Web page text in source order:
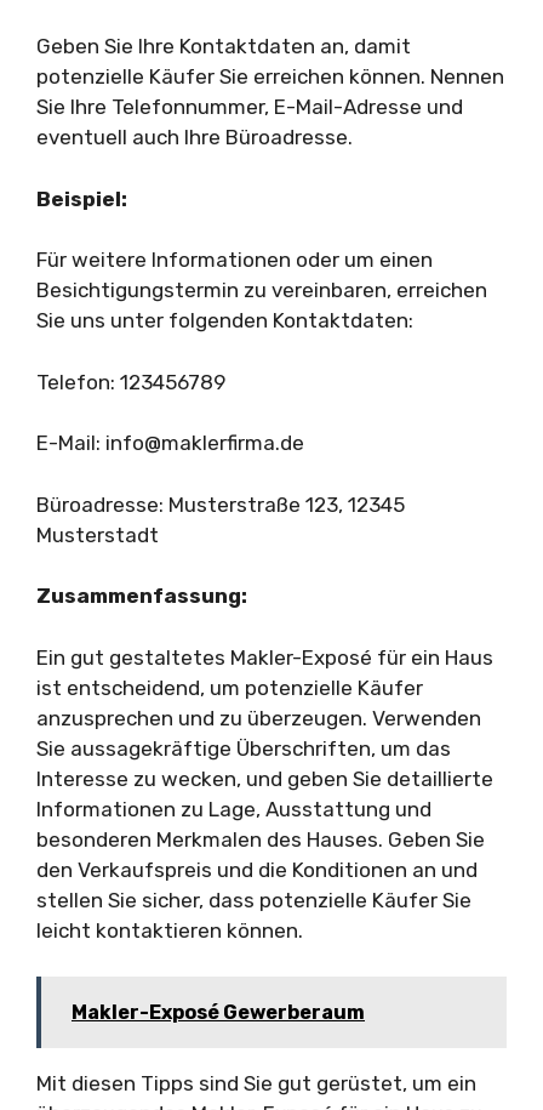
Geben Sie Ihre Kontaktdaten an, damit
potenzielle Käufer Sie erreichen können. Nennen
Sie Ihre Telefonnummer, E-Mail-Adresse und
eventuell auch Ihre Büroadresse.
Beispiel:
Für weitere Informationen oder um einen
Besichtigungstermin zu vereinbaren, erreichen
Sie uns unter folgenden Kontaktdaten:
Telefon: 123456789
E-Mail: info@maklerfirma.de
Büroadresse: Musterstraße 123, 12345
Musterstadt
Zusammenfassung:
Ein gut gestaltetes Makler-Exposé für ein Haus
ist entscheidend, um potenzielle Käufer
anzusprechen und zu überzeugen. Verwenden
Sie aussagekräftige Überschriften, um das
Interesse zu wecken, und geben Sie detaillierte
Informationen zu Lage, Ausstattung und
besonderen Merkmalen des Hauses. Geben Sie
den Verkaufspreis und die Konditionen an und
stellen Sie sicher, dass potenzielle Käufer Sie
leicht kontaktieren können.
Makler-Exposé Gewerberaum
Mit diesen Tipps sind Sie gut gerüstet, um ein